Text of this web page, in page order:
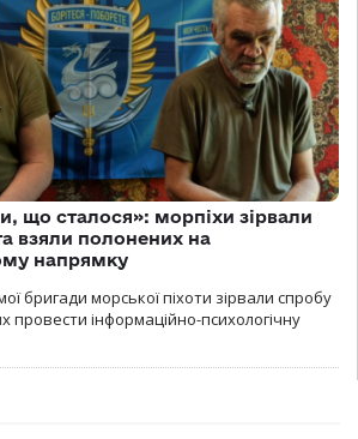
що сталося»: морпіхи зірвали
взяли полонених на
напрямку
бригади морської піхоти зірвали спробу
провести інформаційно-психологічну